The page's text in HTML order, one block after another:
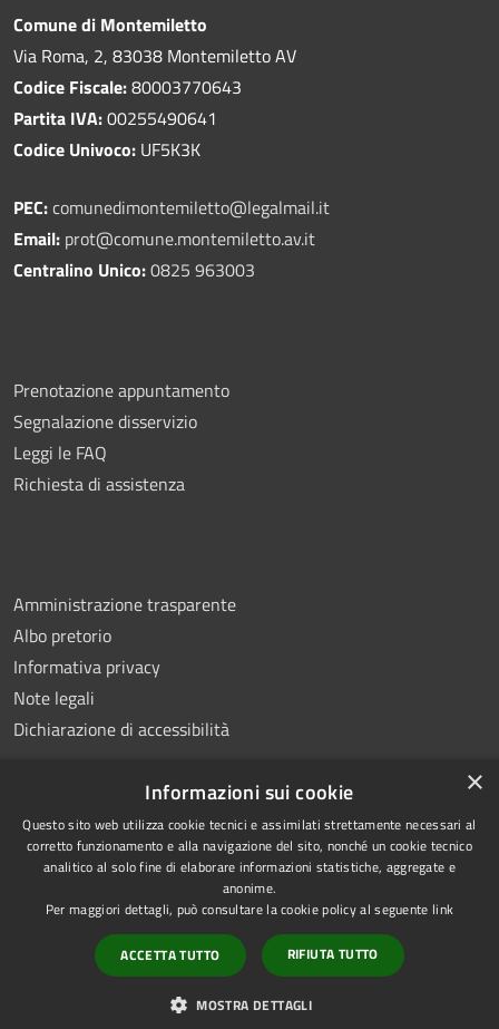
Comune di Montemiletto
Via Roma, 2, 83038 Montemiletto AV
Codice Fiscale:80003770643
Partita IVA:00255490641
Codice Univoco: UF5K3K
PEC:comunedimontemiletto@legalmail.it
Email: prot@comune.montemiletto.av.it
Centralino Unico:0825 963003
Prenotazione appuntamento
Segnalazione disservizio
Leggi le FAQ
Richiesta di assistenza
Amministrazione trasparente
Albo pretorio
Informativa privacy
Note legali
Dichiarazione di accessibilità
RSS
Accessibilità
Privacy
Mappa del sito
Copyright © 2026 • Comune di
Montemiletto • Powered by
Municipium•Accesso
redazione
×
Informazioni sui cookie
Questo sito web utilizza cookie tecnici e assimilati strettamente necessari al
corretto funzionamento e alla navigazione del sito, nonché un cookie tecnico
analitico al solo fine di elaborare informazioni statistiche, aggregate e
anonime.
Per maggiori dettagli, può consultare la cookie policy al seguente link
ACCETTA TUTTO RIFIUTA TUTTO
MOSTRA DETTAGLI